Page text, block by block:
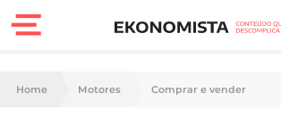
Finanças Pessoais
Home Motores Comprar e vender